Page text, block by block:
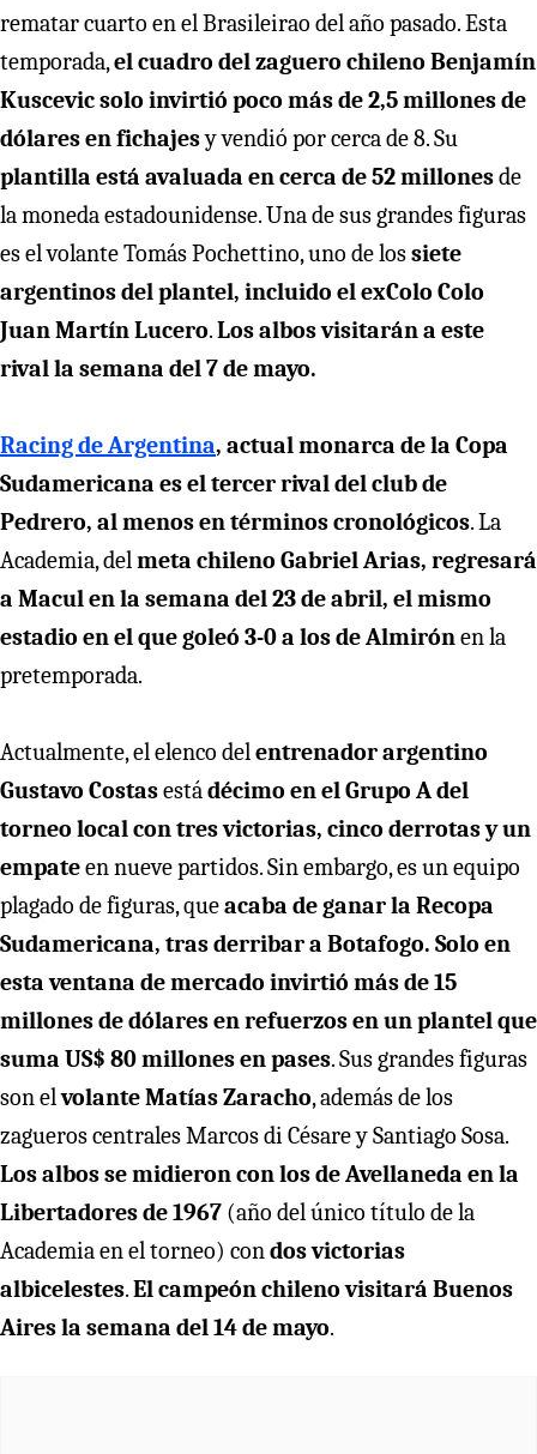
rematar cuarto en el Brasileirao del año pasado. Esta
temporada,el cuadro del zaguero chileno Benjamín
Kuscevic solo invirtió poco más de 2,5 millones de
dólares en fichajesy vendió por cerca de 8. Su
plantilla está avaluada en cerca de 52 millonesde
la moneda estadounidense. Una de sus grandes figuras
es el volante Tomás Pochettino, uno de lossiete
argentinos del plantel, incluido el exColo Colo
Juan Martín Lucero.Los albos visitarán a este
rival la semana del 7 de mayo.
Racing de Argentina, actual monarca de la Copa
Sudamericana es el tercer rival del club de
Pedrero, al menos en términos cronológicos. La
Academia, del meta chileno Gabriel Arias, regresará
a Macul en la semana del 23 de abril, el mismo
estadio en el que goleó 3-0 a los de Almirón en la
pretemporada.
Actualmente, el elenco del entrenador argentino
Gustavo Costasestá décimo en el Grupo A del
torneo local con tres victorias, cinco derrotas y un
empateen nueve partidos. Sin embargo, es un equipo
plagado de figuras, queacaba de ganar la Recopa
Sudamericana, tras derribar a Botafogo. Solo en
esta ventana de mercado invirtió más de 15
millones de dólares en refuerzos en un plantel que
suma US$ 80 millones en pases. Sus grandes figuras
son elvolante Matías Zaracho, además de los
zagueros centrales Marcos di Césare y Santiago Sosa.
Los albos se midieron con los de Avellaneda en la
Libertadores de 1967 (año del único título de la
Academia en el torneo) con dos victorias
albicelestes.El campeón chileno visitará Buenos
Aires la semana del 14 de mayo.